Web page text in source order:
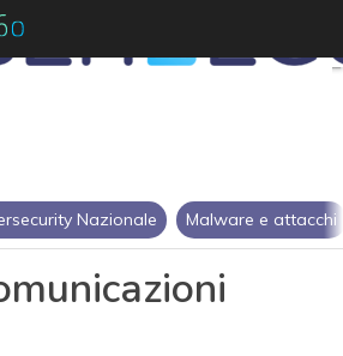
Nazionale Malware e attacchi